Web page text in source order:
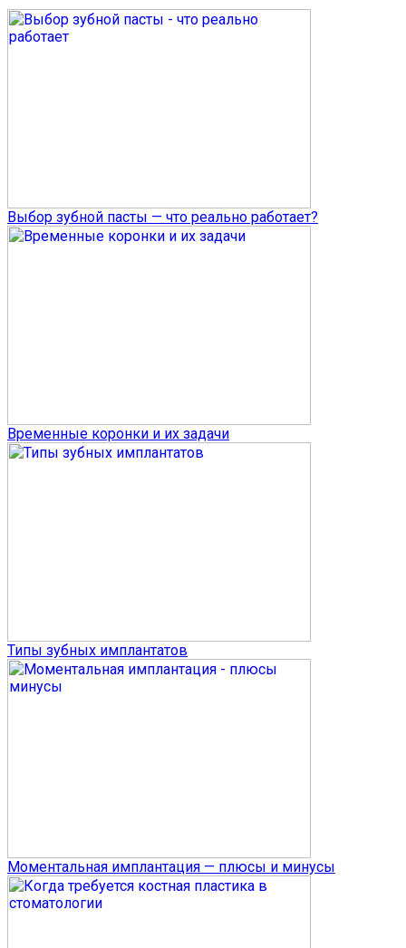
Выбор зубной пасты — что реально работает?
Временные коронки и их задачи
Типы зубных имплантатов
Моментальная имплантация — плюсы и минусы